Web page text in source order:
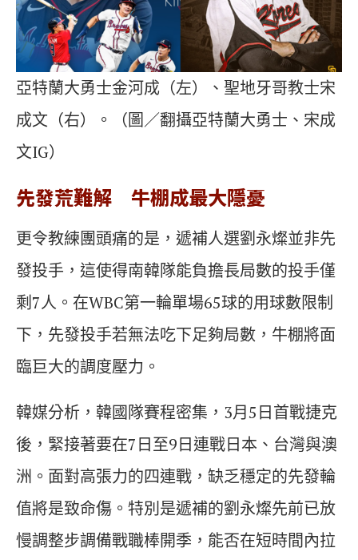
亞特蘭大勇士金河成（左）、聖地牙哥教士宋
成文（右）。（圖／翻攝亞特蘭大勇士、宋成
文IG）
先發荒難解 牛棚成最大隱憂
更令教練團頭痛的是，遞補人選劉永燦並非先
發投手，這使得南韓隊能負擔長局數的投手僅
剩7人。在WBC第一輪單場65球的用球數限制
下，先發投手若無法吃下足夠局數，牛棚將面
臨巨大的調度壓力。
韓媒分析，韓國隊賽程密集，3月5日首戰捷克
後，緊接著要在7日至9日連戰日本、台灣與澳
洲。面對高張力的四連戰，缺乏穩定的先發輪
值將是致命傷。特別是遞補的劉永燦先前已放
慢調整步調備戰職棒開季，能否在短時間內拉